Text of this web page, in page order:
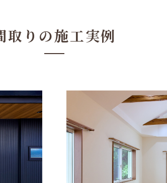
取りの施工実例